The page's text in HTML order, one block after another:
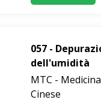
057 -
dell'umidità
MTC -
Cinese